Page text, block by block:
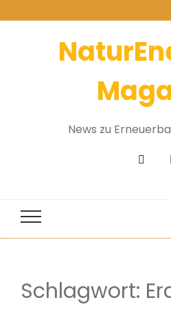
News zu
Schlagwort: